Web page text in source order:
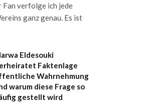
verfolge ich jede
ganz genau. Es ist
Eldesouki
Faktenlage
Wahrnehmung
warum diese Frage so
gestellt wird